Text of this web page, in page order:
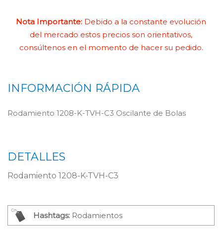
Nota Importante: Debido a la constante evolución
del mercado estos precios son orientativos,
consúltenos en el momento de hacer su pedido.
INFORMACIÓN RÁPIDA
Rodamiento 1208-K-TVH-C3 Oscilante de Bolas
DETALLES
Rodamiento 1208-K-TVH-C3
Hashtags: Rodamientos